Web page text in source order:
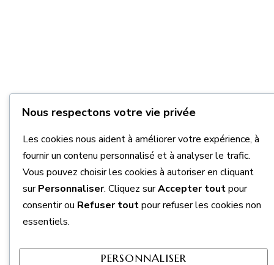
Nous respectons votre vie privée
Les cookies nous aident à améliorer votre expérience, à
fournir un contenu personnalisé et à analyser le trafic.
Vous pouvez choisir les cookies à autoriser en cliquant
surPersonnaliser. Cliquez surAccepter toutpour
consentir ou Refuser toutpour refuser les cookies non
essentiels.
PERSONNALISER